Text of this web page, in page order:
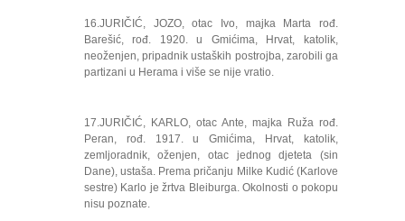
16.JURIČIĆ, JOZO, otac Ivo, majka Marta rođ.
Barešić, rođ. 1920. u Gmićima, Hrvat, katolik,
neoženjen, pripadnik ustaških postrojba, zarobili ga
partizani u Herama i više se nije vratio.
17.JURIČIĆ, KARLO, otac Ante, majka Ruža rođ.
Peran, rođ. 1917. u Gmićima, Hrvat, katolik,
zemljoradnik, oženjen, otac jednog djeteta (sin
Dane), ustaša. Prema pričanju Milke Kudić (Karlove
sestre) Karlo je žrtva Bleiburga. Okolnosti o pokopu
nisu poznate.